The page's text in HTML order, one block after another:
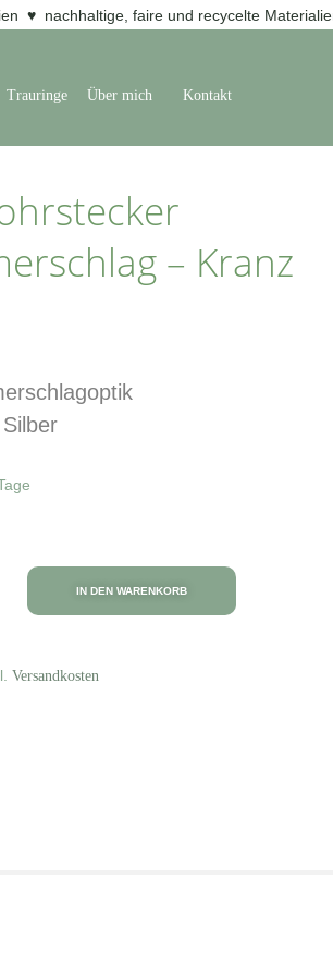
Trauringe Über mich Kontakt
♥ nachhaltige, faire und recycelte
– Kranz
IN DEN WARENKORB
Versandkosten